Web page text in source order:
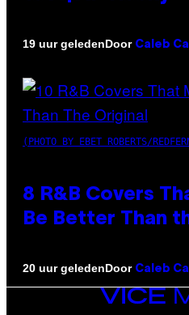
19 uur geledenDoor Caleb
(PHOTO BY EBET ROBERTS/
8 R&B Covers
Be Better Than
20 uur geledenDoor Caleb
VICE
MEDIA